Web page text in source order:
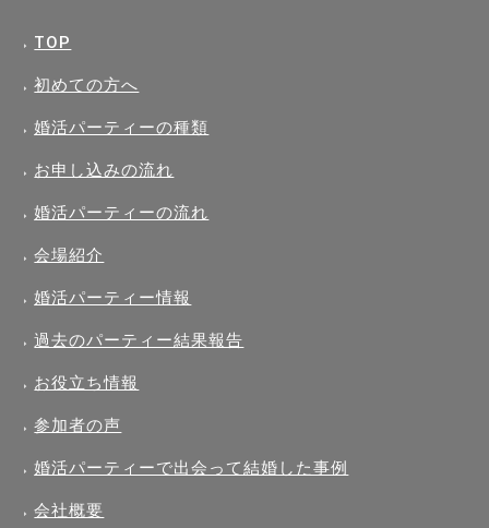
TOP
初めての方へ
婚活パーティーの種類
お申し込みの流れ
婚活パーティーの流れ
会場紹介
婚活パーティー情報
過去のパーティー結果報告
お役立ち情報
参加者の声
婚活パーティーで出会って結婚した事例
会社概要